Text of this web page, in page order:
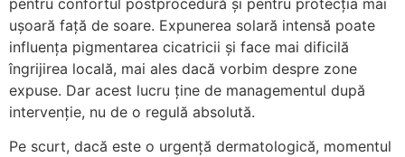
pentru confortul postprocedură și pentru protecția mai
ușoară față de soare. Expunerea solară intensă poate
influența pigmentarea cicatricii și face mai dificilă
îngrijirea locală, mai ales dacă vorbim despre zone
expuse. Dar acest lucru ține de managementul după
intervenție, nu de o regulă absolută.
Pe scurt, dacă este o urgență dermatologică, momentul